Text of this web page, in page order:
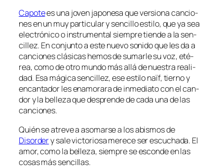
Capotees una jo­ven ja­po­ne­sa que ver­sio­na can­cio­
nes en un muy par­ti­cu­lar y sen­ci­llo es­ti­lo, que ya sea
elec­tró­ni­co o ins­tru­men­tal siem­pre tien­de a la sen­
ci­llez. En con­jun­to a es­te nue­vo so­ni­do que les da a
can­cio­nes clá­si­cas he­mos de su­mar­le su voz, eté­
rea, co­mo de otro mun­do más allá de nues­tra reali­
dad. Esa má­gi­ca sen­ci­llez, ese es­ti­lo naïf, tierno y
en­can­ta­dor les ena­mo­ra­ra de in­me­dia­to con el can­
dor y la be­lle­za que des­pren­de de ca­da una de las
canciones.
Quién se atre­ve a aso­mar­se a los abis­mos de
Disordery sa­le vic­to­rio­sa me­re­ce ser es­cu­cha­da. El
amor, co­mo la be­lle­za, siem­pre se es­con­de en las
co­sas más sencillas.